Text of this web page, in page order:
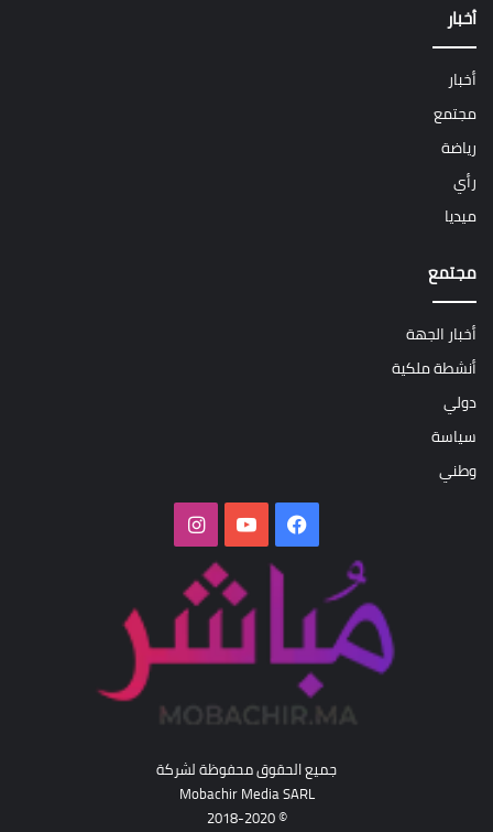
أخبار
أخبار
مجتمع
رياضة
رأي
ميديا
مجتمع
أخبار الجهة
أنشطة ملكية
دولي
سياسة
وطني
فيسبوك‫YouTubeانستقرام
جميع الحقوق محفوظة لشركة
Mobachir Media SARL
© 2018-2020